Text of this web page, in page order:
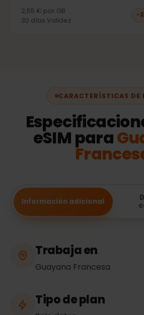
2,55 € por GB
30 días Validez
−
CARACTERÍSTICAS DE
eSIM para
Información adicional
Trabaja en
Guayana Francesa
Tipo de plan